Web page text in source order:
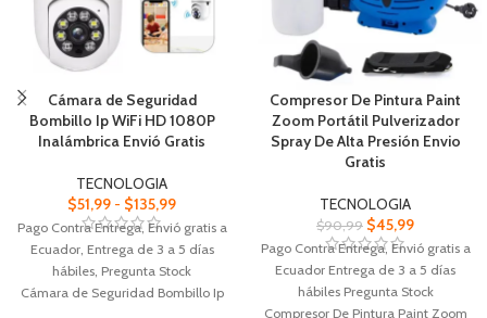
Cámara de Seguridad
Bombillo Ip WiFi HD 1080P
Inalámbrica Envió Gratis
TECNOLOGIA
$51,99 - $135,99
Pago Contra Entrega, Envió gratis a
Ecuador, Entrega de 3 a 5 días
hábiles, Pregunta Stock
Cámara de Seguridad Bombillo Ip
Compresor De Pintura Paint
Zoom Portátil Pulverizador
Spray De Alta Presión Envio
Gratis
TECNOLOGIA
$90,99 $45,99
Pago Contra Entrega, Envió gratis a
Ecuador Entrega de 3 a 5 días
hábiles Pregunta Stock
Compresor De Pintura Paint Zoom